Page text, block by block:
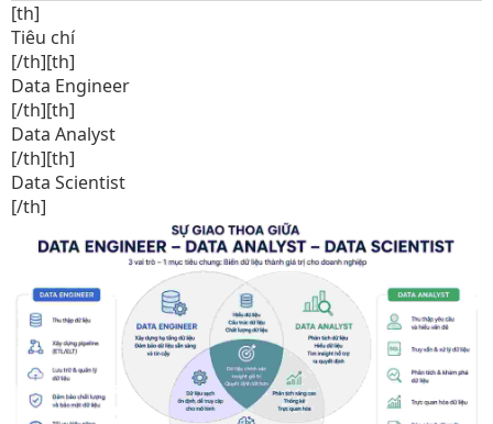
[th]
Tiêu chí​
[/th][th]
Data Engineer​
[/th][th]
Data Analyst​
[/th][th]
Data Scientist​
[/th]​